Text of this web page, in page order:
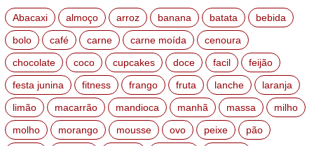
Abacaxi almoço arroz banana batata
bebida
bolo
café carne carne moída
cenoura
chocolate
coco cupcakes doce facil
feijão
festa junina
fitness frango fruta lanche
laranja
limão
macarrão mandioca manhã massa
milho
molho
morango mousse ovo peixe
pão